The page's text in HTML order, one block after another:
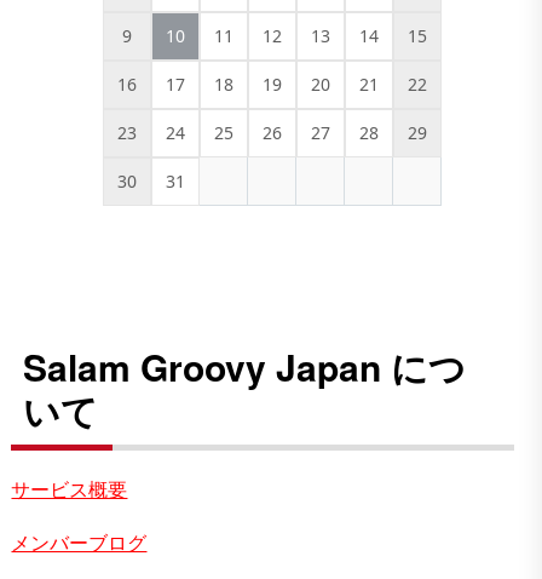
9 10 11 12 13 14 15
16 17 18 19 20 21 22
23 24 25 26 27 28 29
30 31
Salam Groovy Japan につ
いて
サービス概要
メンバーブログ